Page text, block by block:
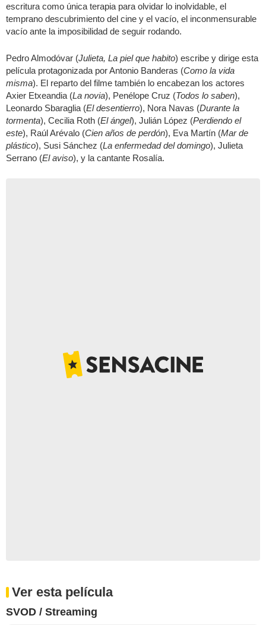
escritura como única terapia para olvidar lo inolvidable, el
temprano descubrimiento del cine y el vacío, el inconmensurable
vacío ante la imposibilidad de seguir rodando.
Pedro Almodóvar (Julieta, La piel que habito) escribe y dirige esta
película protagonizada por Antonio Banderas (Como la vida
misma). El reparto del filme también lo encabezan los actores
Axier Etxeandia (La novia), Penélope Cruz (Todos lo saben),
Leonardo Sbaraglia (El desentierro), Nora Navas (Durante la
tormenta), Cecilia Roth (El ángel), Julián López (Perdiendo el
este), Raúl Arévalo (Cien años de perdón), Eva Martín (Mar de
plástico), Susi Sánchez (La enfermedad del domingo), Julieta
Serrano (El aviso), y la cantante Rosalía.
Ver esta película
SVOD / Streaming